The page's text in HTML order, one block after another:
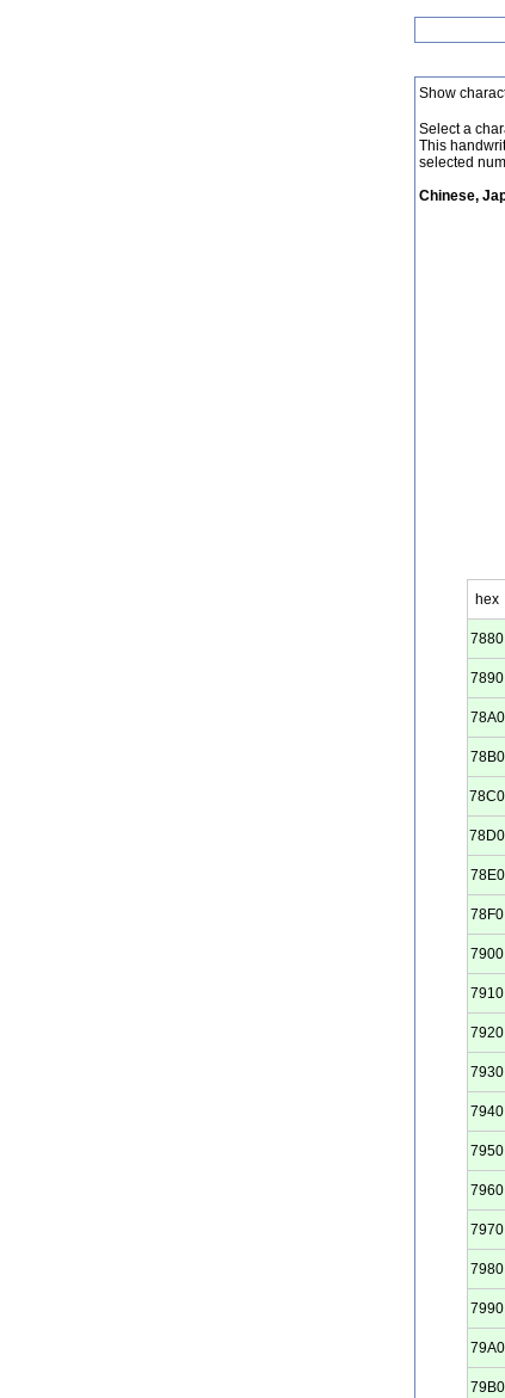
Show
Select a
This
selected
Chinese,
hex
7880
7890
78A0
78B0
78C0
78D0
78E0
78F0
7900
7910
7920
7930
7940
7950
7960
7970
7980
7990
79A0
79B0